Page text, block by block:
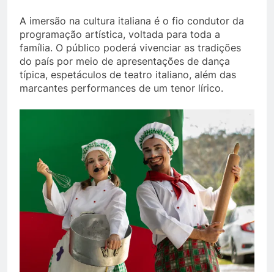
A imersão na cultura italiana é o fio condutor da
programação artística, voltada para toda a
família. O público poderá vivenciar as tradições
do país por meio de apresentações de dança
típica, espetáculos de teatro italiano, além das
marcantes performances de um tenor lírico.